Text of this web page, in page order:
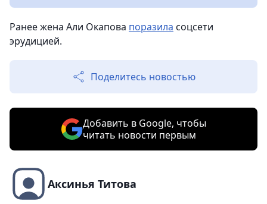
Ранее жена Али Окапова поразила соцсети
эрудицией.
Поделитесь новостью
Добавить в Google, чтобы
читать новости первым
Аксинья Титова